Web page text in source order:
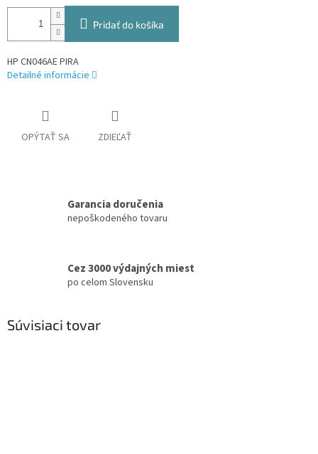
Pridať do košíka
HP CN046AE PIRA
Detailné informácie
OPÝTAŤ SA ZDIEĽAŤ
Garancia doručenia
nepoškodeného tovaru
Cez 3000 výdajných miest
po celom Slovensku
Súvisiaci tovar